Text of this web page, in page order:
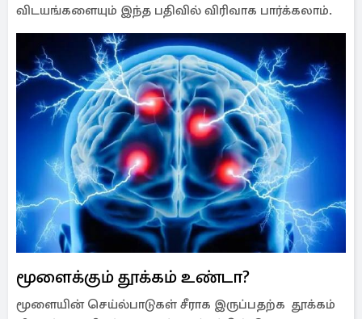
விடயங்களையும் இந்த பதிவில் விரிவாக பார்க்கலாம்.
மூளைக்கும் தூக்கம் உண்டா?
மூளையின் செய்ல்பாடுகள் சீராக இருப்பதற்க தூக்கம்